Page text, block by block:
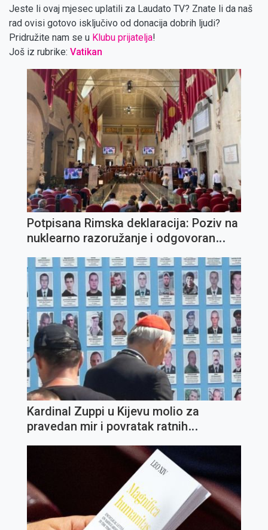
Jeste li ovaj mjesec uplatili za Laudato TV? Znate li da naš
rad ovisi gotovo isključivo od donacija dobrih ljudi?
Pridružite nam se u Klubu prijatelja!
Još iz rubrike: Vatikan
Potpisana Rimska deklaracija: Poziv na
nuklearno razoružanje i odgovoran
Kardinal Zuppi u Kijevu molio za
pravedan mir i povratak ratnih